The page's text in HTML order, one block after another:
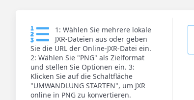
1: Wählen Sie mehrere lokale
JXR-Dateien aus oder geben
Sie die URL der Online-JXR-Datei ein.
2: Wählen Sie "PNG" als Zielformat
und stellen Sie Optionen ein. 3:
Klicken Sie auf die Schaltfläche
"UMWANDLUNG STARTEN", um JXR
online in PNG zu konvertieren.